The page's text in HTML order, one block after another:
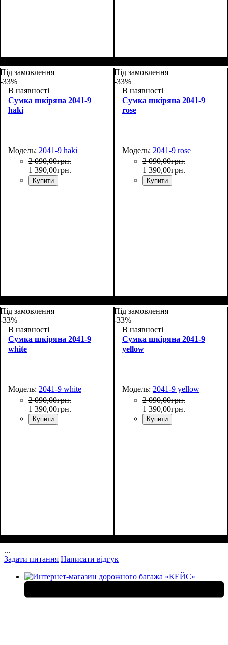
27*19*9
27*19*9
Під замовлення
-33%
В наявності
Сумка шкіряна 2041-9
haki
Модель: 2041-9 haki
2 090,00грн.
1 390,00грн.
Купити
27*19*9
Під замовлення
-33%
В наявності
Сумка шкіряна 2041-9
rose
Модель: 2041-9 rose
2 090,00грн.
1 390,00грн.
Купити
27*19*9
Під замовлення
-33%
В наявності
Сумка шкіряна 2041-9
white
Модель: 2041-9 white
2 090,00грн.
1 390,00грн.
Купити
Під замовлення
-33%
В наявності
Сумка шкіряна 2041-9
yellow
Модель: 2041-9 yellow
2 090,00грн.
1 390,00грн.
Купити
...
Задати питання Написати відгук